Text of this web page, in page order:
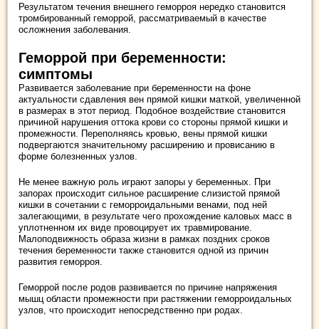
Результатом течения внешнего геморроя нередко становится
тромбированный геморрой, рассматриваемый в качестве
осложнения заболевания.
Геморрой при беременности:
симптомы
Развивается заболевание при беременности на фоне
актуальности сдавления вен прямой кишки маткой, увеличенной
в размерах в этот период. Подобное воздействие становится
причиной нарушения оттока крови со стороны прямой кишки и
промежности. Переполняясь кровью, вены прямой кишки
подвергаются значительному расширению и провисанию в
форме болезненных узлов.
Не менее важную роль играют запоры у беременных. При
запорах происходит сильное расширение слизистой прямой
кишки в сочетании с геморроидальными венами, под ней
залегающими, в результате чего прохождение каловых масс в
уплотненном их виде провоцирует их травмирование.
Малоподвижность образа жизни в рамках поздних сроков
течения беременности также становится одной из причин
развития геморроя.
Геморрой после родов развивается по причине напряжения
мышц области промежности при растяжении геморроидальных
узлов, что происходит непосредственно при родах.